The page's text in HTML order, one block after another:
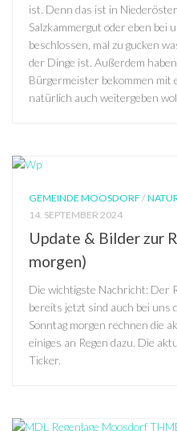
ist. Denn das ist in
Salzkammergut oder eben bei
beschlossen, mal zu gucken
der Dinge ist. Außerdem
Bürgermeister bekommen mit
natürlich auch weitergeben
GEMEINDE MOOSDORF/
14. SEPTEMBER 2024
Update & Bilder zur
morgen)
Die wichtigste Nachricht: Der
bereits jetzt sind auch bei uns
Sonntag morgen rechnen die
einiges an Regen dazu. Die
Ticker.